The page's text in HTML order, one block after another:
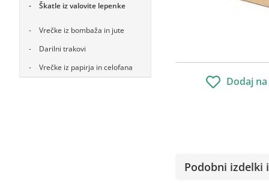
Škatle iz valovite lepenke
Vrečke iz bombaža in jute
Darilni trakovi
Vrečke iz papirja in celofana
Dodaj
Podobni izdelki